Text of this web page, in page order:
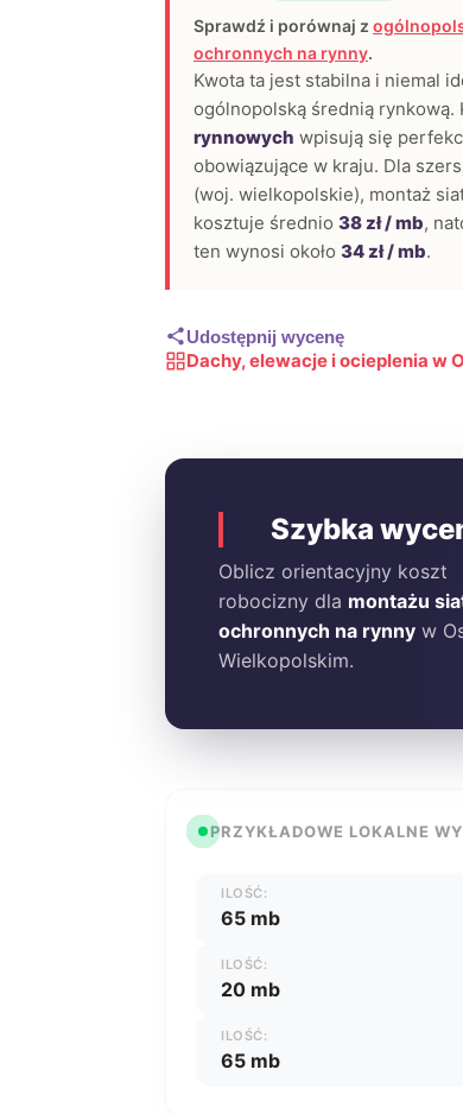
Sprawdź i porównaj z
ochronnych na rynny.
Kwota ta jest stabilna i niemal
ogólnopolską średnią rynkową.
rynnowych wpisują się
obowiązujące w kraju. Dla
(woj. wielkopolskie), montaż
kosztuje średnio 38 zł / mb,
ten wynosi około 34 zł / mb.
Udostępnij wycenę
Dachy, elewacje i ocieplenia w
Szybka
Oblicz orientacyjny koszt
robocizny dla montażu
ochronnych na rynny w
Wielkopolskim.
PRZYKŁADOWE LOKALNE
ILOŚĆ:
65 mb
ILOŚĆ:
20 mb
ILOŚĆ:
65 mb